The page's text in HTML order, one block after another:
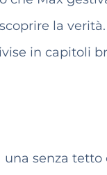
la verità.
in capitoli
senza tetto